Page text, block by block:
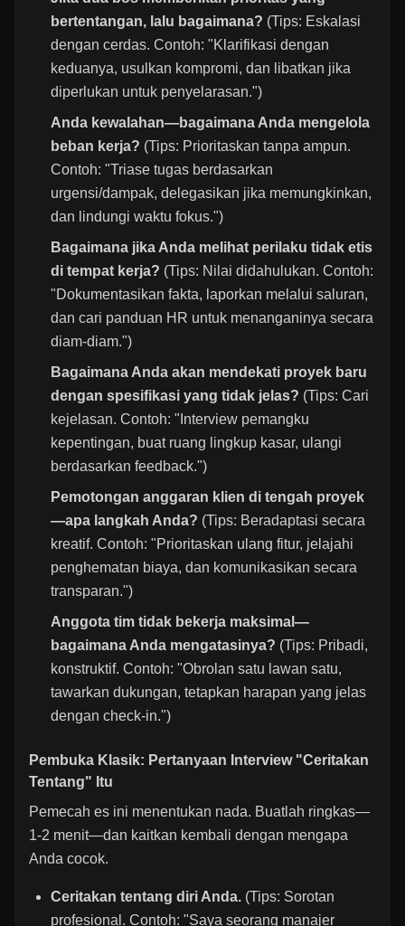
bertentangan, lalu bagaimana? (Tips: Eskalasi
dengan cerdas. Contoh: "Klarifikasi dengan
keduanya, usulkan kompromi, dan libatkan jika
diperlukan untuk penyelarasan.")
Anda kewalahan—bagaimana Anda mengelola
beban kerja? (Tips: Prioritaskan tanpa ampun.
Contoh: "Triase tugas berdasarkan
urgensi/dampak, delegasikan jika memungkinkan,
dan lindungi waktu fokus.")
Bagaimana jika Anda melihat perilaku tidak etis
di tempat kerja? (Tips: Nilai didahulukan. Contoh:
"Dokumentasikan fakta, laporkan melalui saluran,
dan cari panduan HR untuk menanganinya secara
diam-diam.")
Bagaimana Anda akan mendekati proyek baru
dengan spesifikasi yang tidak jelas? (Tips: Cari
kejelasan. Contoh: "Interview pemangku
kepentingan, buat ruang lingkup kasar, ulangi
berdasarkan feedback.")
Pemotongan anggaran klien di tengah proyek
—apa langkah Anda? (Tips: Beradaptasi secara
kreatif. Contoh: "Prioritaskan ulang fitur, jelajahi
penghematan biaya, dan komunikasikan secara
transparan.")
Anggota tim tidak bekerja maksimal—
bagaimana Anda mengatasinya? (Tips: Pribadi,
konstruktif. Contoh: "Obrolan satu lawan satu,
tawarkan dukungan, tetapkan harapan yang jelas
dengan check-in.")
Pembuka Klasik: Pertanyaan Interview "Ceritakan
Tentang" Itu
Pemecah es ini menentukan nada. Buatlah ringkas—
1-2 menit—dan kaitkan kembali dengan mengapa
Anda cocok.
Ceritakan tentang diri Anda. (Tips: Sorotan
profesional. Contoh: "Saya seorang manajer